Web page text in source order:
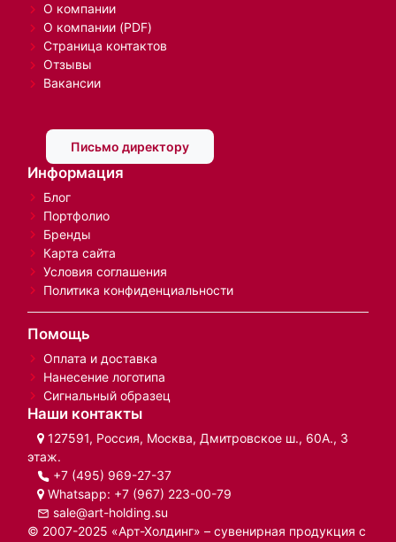
О компании
О компании (PDF)
Страница контактов
Отзывы
Вакансии
Письмо директору
Информация
Блог
Портфолио
Бренды
Карта сайта
Условия соглашения
Политика конфиденциальности
Помощь
Оплата и доставка
Нанесение логотипа
Сигнальный образец
Наши контакты
127591, Россия, Москва, Дмитровское ш., 60А., 3
этаж.
+7 (495) 969-27-37
Whatsapp: +7 (967) 223-00-79
sale@art-holding.su
© 2007-2025 «Арт-Холдинг» – сувенирная продукция с